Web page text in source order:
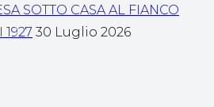
SOTTO CASA AL FIANCO
1927 30 Luglio 2026